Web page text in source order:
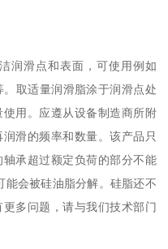
润滑点和表面，可使用例如
取适量润滑脂涂于润滑点处
使用。应遵从设备制造商所附
滑的频率和数量。该产品只
承超过额定负荷的部分不能
会被硅油脂分解。硅脂还不
多问题，请与我们技术部门